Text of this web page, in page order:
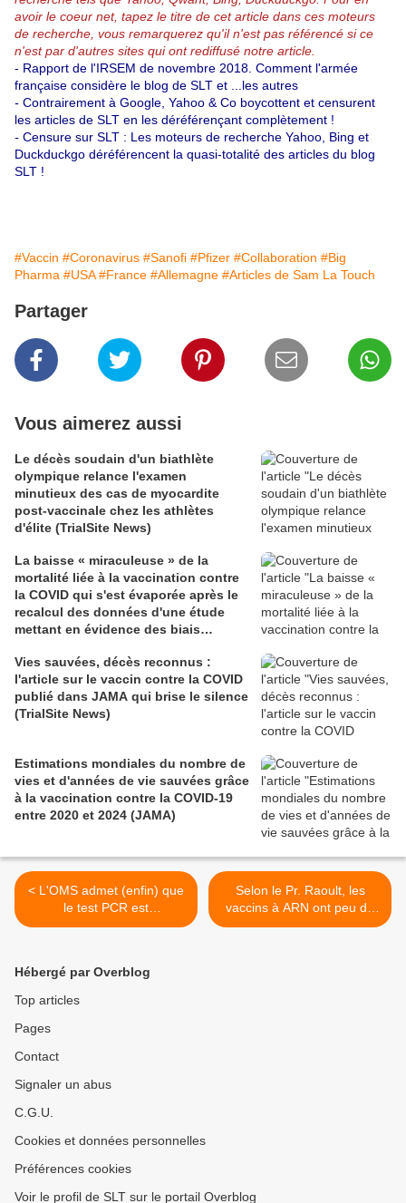
avoir le coeur net, tapez le titre de cet article dans ces moteurs
de recherche, vous remarquerez qu'il n'est pas référencé si ce
n'est par d'autres sites qui ont rediffusé notre article.
- Rapport de l'IRSEM de novembre 2018. Comment l'armée
française considère le blog de SLT et ...les autres
- Contrairement à Google, Yahoo & Co boycottent et censurent
les articles de SLT en les déréférençant complètement !
- Censure sur SLT : Les moteurs de recherche Yahoo, Bing et
Duckduckgo déréférencent la quasi-totalité des articles du blog
SLT !
#Vaccin #Coronavirus #Sanofi #Pfizer #Collaboration #Big
Pharma #USA #France #Allemagne #Articles de Sam La Touch
Partager
Vous aimerez aussi
Le décès soudain d'un biathlète
olympique relance l'examen
minutieux des cas de myocardite
post-vaccinale chez les athlètes
d'élite (TrialSite News)
La baisse « miraculeuse » de la
mortalité liée à la vaccination contre
la COVID qui s'est évaporée après le
recalcul des données d'une étude
mettant en évidence des biais
Vies sauvées, décès reconnus :
l'article sur le vaccin contre la COVID
publié dans JAMA qui brise le silence
(TrialSite News)
Estimations mondiales du nombre de
vies et d'années de vie sauvées grâce
à la vaccination contre la COVID-19
entre 2020 et 2024 (JAMA)
< L'OMS admet (enfin) que
le test PCR est
potentiellement défectueux.
de doutes sur la mesure
phare du diagnostic de la
Selon le Pr. Raoult, les
vaccins à ARN ont peu de
chance de fonctionner, le
Hébergé par Overblog
Top articles
Pages
Contact
Signaler un abus
C.G.U.
Cookies et données personnelles
Préférences cookies
Voir le profil de SLT sur le portail Overblog